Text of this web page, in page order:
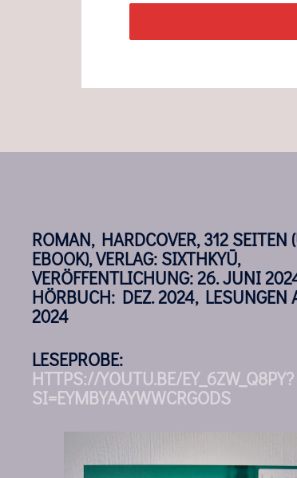
ROMAN, HARDCOVER, 312 SEITEN
EBOOK), VERLAG: SIXTHKYŪ,
VERÖFFENTLICHUNG: 26. JUNI
HÖRBUCH: DEZ. 2024, LESUNGEN
2024
LESEPROBE:
HTTPS://YOUTU.BE/EY_6ZW_Q8PY?
SI=EYMBYAAYWWCRGODS